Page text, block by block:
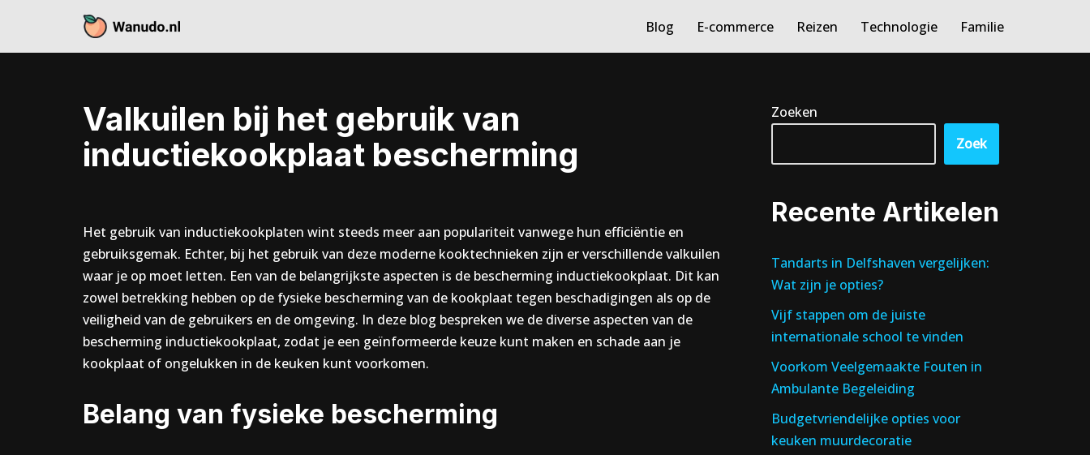
Blog E-commerce Reizen Technologie Familie
Valkuilen bij het gebruik van
inductiekookplaat bescherming
Het gebruik van inductiekookplaten wint steeds meer aan populariteit vanwege hun efficiëntie en
gebruiksgemak. Echter, bij het gebruik van deze moderne kooktechnieken zijn er verschillende valkuilen
waar je op moet letten. Een van de belangrijkste aspecten is de bescherming inductiekookplaat. Dit kan
zowel betrekking hebben op de fysieke bescherming van de kookplaat tegen beschadigingen als op de
veiligheid van de gebruikers en de omgeving. In deze blog bespreken we de diverse aspecten van de
bescherming inductiekookplaat, zodat je een geïnformeerde keuze kunt maken en schade aan je
kookplaat of ongelukken in de keuken kunt voorkomen.
Belang van fysieke bescherming
Zoeken
Zoek
Recente Artikelen
Tandarts in Delfshaven vergelijken:
Wat zijn je opties?
Vijf stappen om de juiste
internationale school te vinden
Voorkom Veelgemaakte Fouten in
Ambulante Begeleiding
Budgetvriendelijke opties voor
keuken muurdecoratie